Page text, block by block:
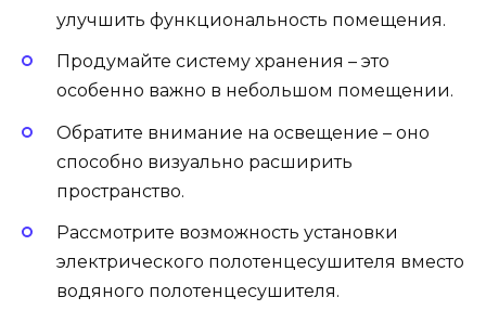
улучшить функциональность помещения.
Продумайте систему хранения – это
особенно важно в небольшом помещении.
Обратите внимание на освещение – оно
способно визуально расширить
пространство.
Рассмотрите возможность установки
электрического полотенцесушителя вместо
водяного полотенцесушителя.